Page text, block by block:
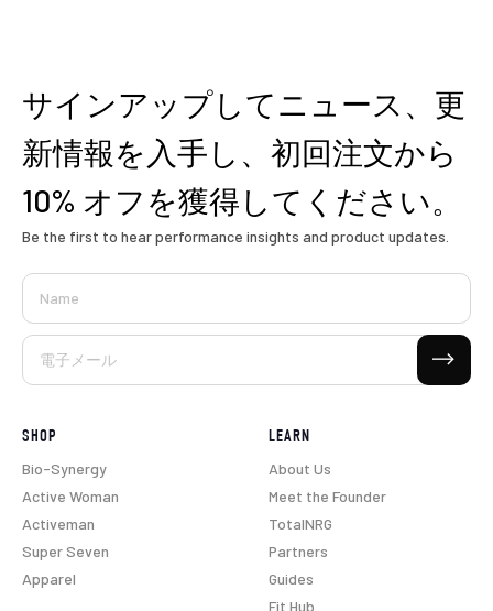
サインアップしてニュース、更
新情報を入手し、初回注文から
10% オフを獲得してください。
Be the first to hear performance insights and product updates.
Name
電子メール
購読する
SHOP
Bio-Synergy
Active Woman
Activeman
Super Seven
Apparel
LEARN
About Us
Meet the Founder
TotalNRG
Partners
Guides
Fit Hub